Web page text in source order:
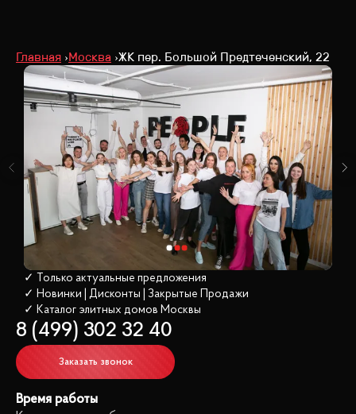
Главная Москва ЖК пер. Большой Предтеченский, 22
✓ Только актуальные предложения
✓ Новинки | Дисконты | Закрытые Продажи
✓ Каталог элитных домов Москвы
8 (499) 302 32 40
Заказать звонок
Время работы